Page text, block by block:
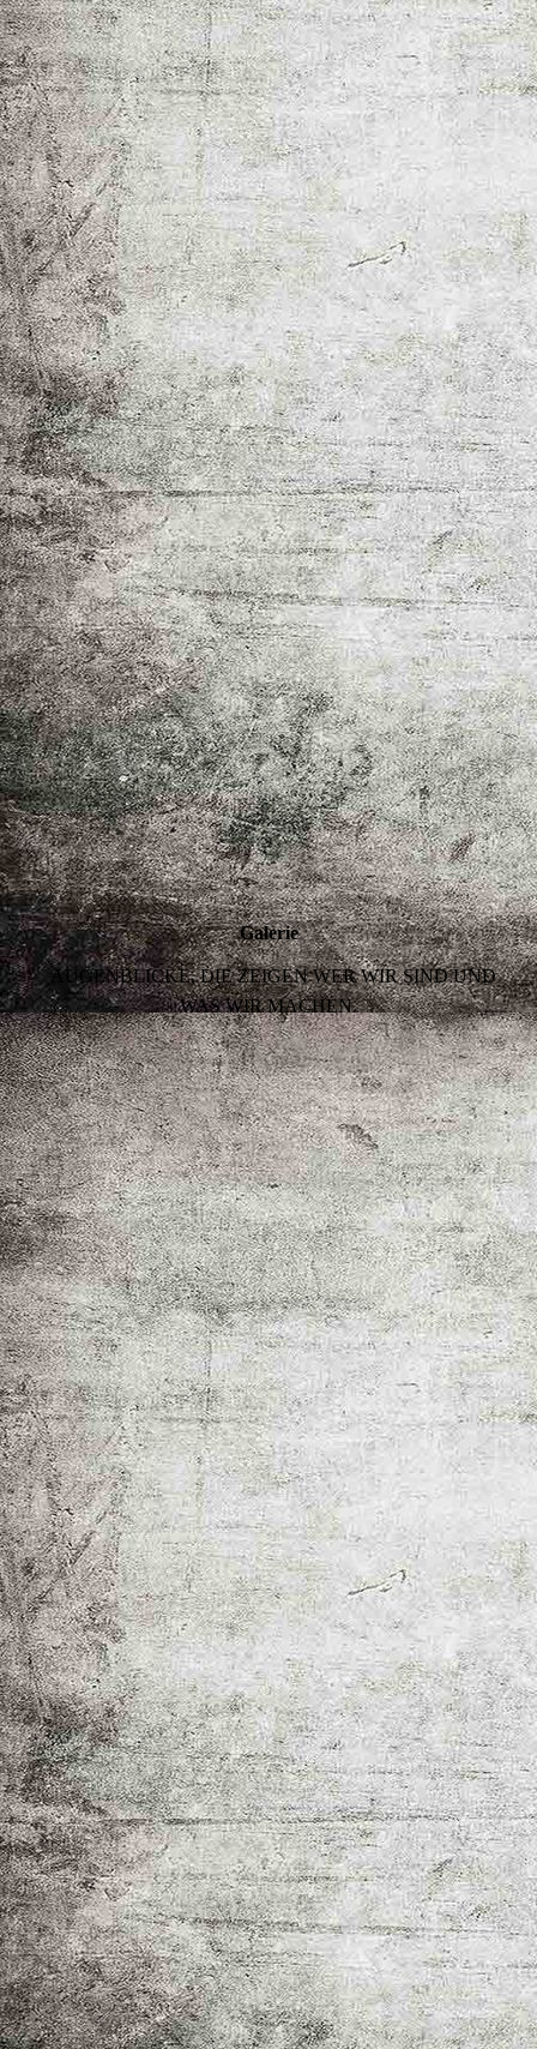
Galerie
AUGENBLICKE, DIE ZEIGEN WER WIR SIND UND
WAS WIR MACHEN.